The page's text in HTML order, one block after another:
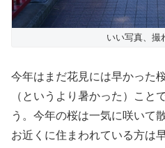
いい写真、撮
今年はまだ花見には早かった
（というより暑かった）こと
う。今年の桜は一気に咲いて
お近くに住まわれている方は